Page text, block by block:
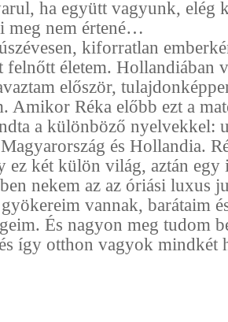
ha együtt vagyunk, elég
meg nem értené…
kiforratlan
életem. Hollandiában
először,
Amikor Réka előbb ezt a
a különböző nyelvekkel:
és Hollandia.
ez két külön világ, aztán egy
nekem az az óriási luxus
vannak, barátaim
És nagyon meg tudom
így otthon vagyok mindkét